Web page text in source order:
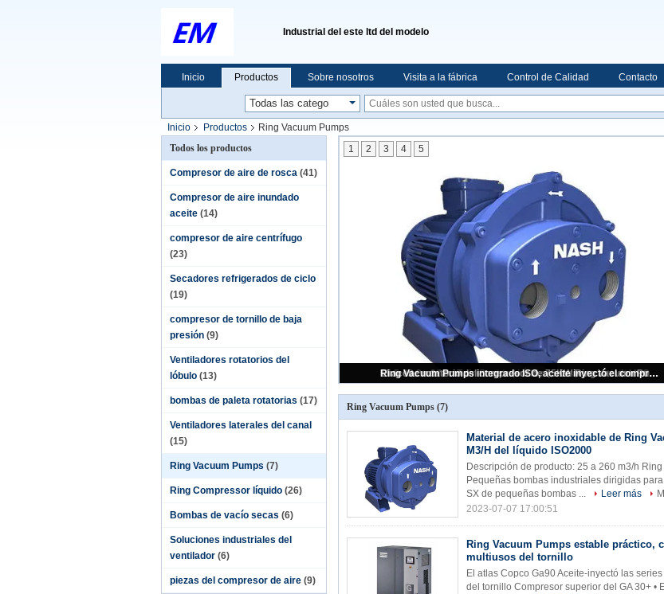
Industrial del este ltd del modelo
Inicio Productos Sobre nosotros Visita a la fábrica Control de Calidad Contacto
Inicio Productos
Ring Vacuum Pumps
Todos los productos
Compresor de aire de rosca (41)
Compresor de aire inundado
aceite (14)
compresor de aire centrífugo
(23)
Secadores refrigerados de ciclo
(19)
compresor de tornillo de baja
presión (9)
Ventiladores rotatorios del
lóbulo (13)
bombas de paleta rotatorias (17)
Ventiladores laterales del canal
(15)
Ring Vacuum Pumps (7)
Ring Compressor líquido (26)
Bombas de vacío secas (6)
Soluciones industriales del
ventilador (6)
piezas del compresor de aire (9)
Material de acero inoxidable de Ring Vacuum Pumps 25-260 M3/H del líquido ISO2000Ring Vacuum Pumps estable práctico, compresor doble multiusos del tornillo
15.5-62.2m3/Min Twin Screw Air Compressor, aceite del ISO inyectó el compresor rotatorio del tornillo
El aceite rotatorio del compresor de 75KW Ring Vacuum Pumps Twin Screw inyectó
Ring Vacuum Pumps integrado ISO, aceite inyectó el compresor de aire rotatorio del tornillo
1 2 3 4 5
Ring Vacuum Pumps (7)
Material de acero inoxidable de Ring
M3/H del líquido ISO2000
Descripción de producto: 25 a 260 m3/h
Pequeñas bombas industriales dirigidas
SX de pequeñas bombas ...
Leer más
2023-07-07 17:00:51
Ring Vacuum Pumps estable práctico,
multiusos del tornillo
El atlas Copco Ga90 Aceite-inyectó las
del tornillo Compresor superior del GA 30+ •